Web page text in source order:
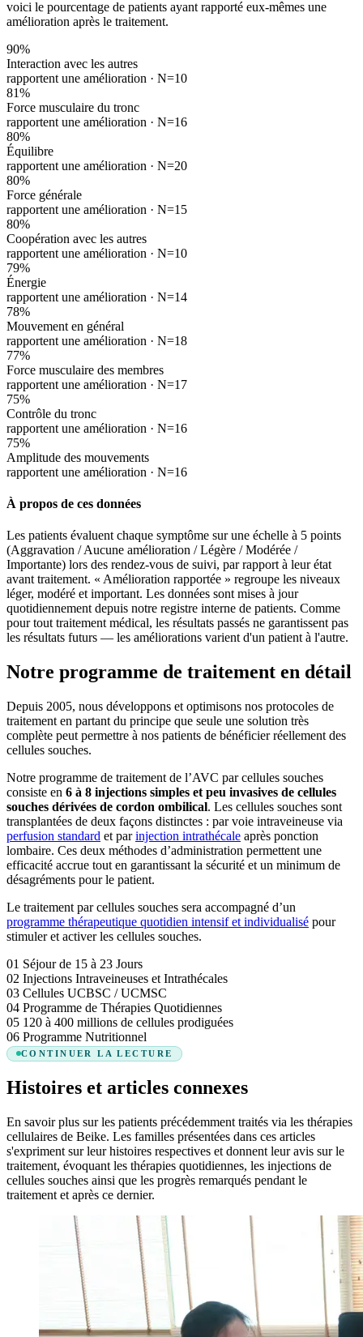
voici le pourcentage de patients ayant rapporté eux-mêmes une
amélioration après le traitement.
90%
Interaction avec les autres
rapportent une amélioration · N=10
81%
Force musculaire du tronc
rapportent une amélioration · N=16
80%
Équilibre
rapportent une amélioration · N=20
80%
Force générale
rapportent une amélioration · N=15
80%
Coopération avec les autres
rapportent une amélioration · N=10
79%
Énergie
rapportent une amélioration · N=14
78%
Mouvement en général
rapportent une amélioration · N=18
77%
Force musculaire des membres
rapportent une amélioration · N=17
75%
Contrôle du tronc
rapportent une amélioration · N=16
75%
Amplitude des mouvements
rapportent une amélioration · N=16
À propos de ces données
Les patients évaluent chaque symptôme sur une échelle à 5 points
(Aggravation / Aucune amélioration / Légère / Modérée /
Importante) lors des rendez-vous de suivi, par rapport à leur état
avant traitement. « Amélioration rapportée » regroupe les niveaux
léger, modéré et important. Les données sont mises à jour
quotidiennement depuis notre registre interne de patients. Comme
pour tout traitement médical, les résultats passés ne garantissent pas
les résultats futurs — les améliorations varient d'un patient à l'autre.
Notre programme de traitement en détail
Depuis 2005, nous développons et optimisons nos protocoles de
traitement en partant du principe que seule une solution très
complète peut permettre à nos patients de bénéficier réellement des
cellules souches.
Notre programme de traitement de l’AVC par cellules souches
consiste en 6 à 8 injections simples et peu invasives de cellules
souches dérivées de cordon ombilical. Les cellules souches sont
transplantées de deux façons distinctes : par voie intraveineuse via
perfusion standard et parinjection intrathécale après ponction
lombaire. Ces deux méthodes d’administration permettent une
efficacité accrue tout en garantissant la sécurité et un minimum de
désagréments pour le patient.
Le traitement par cellules souches sera accompagné d’un
programme thérapeutique quotidien intensif et individualisé pour
stimuler et activer les cellules souches.
01 Séjour de 15 à 23 Jours
02 Injections Intraveineuses et Intrathécales
03 Cellules UCBSC / UCMSC
04 Programme de Thérapies Quotidiennes
05 120 à 400 millions de cellules prodiguées
06 Programme Nutritionnel
CONTINUER LA LECTURE
Histoires et articles connexes
En savoir plus sur les patients précédemment traités via les thérapies
cellulaires de Beike. Les familles présentées dans ces articles
s'expriment sur leur histoires respectives et donnent leur avis sur le
traitement, évoquant les thérapies quotidiennes, les injections de
cellules souches ainsi que les progrès remarqués pendant le
traitement et après ce dernier.